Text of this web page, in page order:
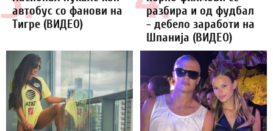
автобус со фанови на
Тигре (ВИДЕО)
разбира и од фудбал
- дебело заработи на
Шпанија (ВИДЕО)